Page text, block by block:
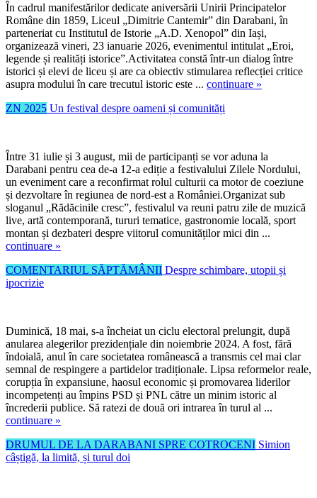
În cadrul manifestărilor dedicate aniversării Unirii Principatelor
Române din 1859, Liceul „Dimitrie Cantemir” din Darabani, în
parteneriat cu Institutul de Istorie „A.D. Xenopol” din Iași,
organizează vineri, 23 ianuarie 2026, evenimentul intitulat „Eroi,
legende și realități istorice”.Activitatea constă într-un dialog între
istorici și elevi de liceu și are ca obiectiv stimularea reflecției critice
asupra modului în care trecutul istoric este ... continuare »
ZN 2025 Un festival despre oameni și comunități
Între 31 iulie și 3 august, mii de participanți se vor aduna la
Darabani pentru cea de-a 12-a ediție a festivalului Zilele Nordului,
un eveniment care a reconfirmat rolul culturii ca motor de coeziune
și dezvoltare în regiunea de nord-est a României.Organizat sub
sloganul „Rădăcinile cresc”, festivalul va reuni patru zile de muzică
live, artă contemporană, tururi tematice, gastronomie locală, sport
montan și dezbateri despre viitorul comunităților mici din ...
continuare »
COMENTARIUL SĂPTĂMÂNII Despre schimbare, utopii și
ipocrizie
Duminică, 18 mai, s-a încheiat un ciclu electoral prelungit, după
anularea alegerilor prezidențiale din noiembrie 2024. A fost, fără
îndoială, anul în care societatea românească a transmis cel mai clar
semnal de respingere a partidelor tradiționale. Lipsa reformelor reale,
corupția în expansiune, haosul economic și promovarea liderilor
incompetenți au împins PSD și PNL către un minim istoric al
încrederii publice. Să ratezi de două ori intrarea în turul al ...
continuare »
DRUMUL DE LA DARABANI SPRE COTROCENI Simion
câștigă, la limită, și turul doi